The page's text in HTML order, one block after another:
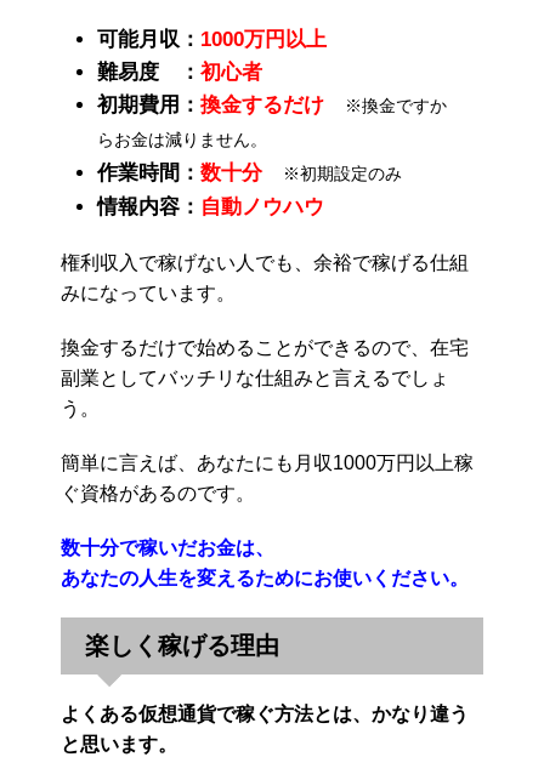
可能月収： 1000万円以上
難易度 ： 初心者
初期費用： 換金するだけ
※換金ですか
らお金は減りません。
作業時間： 数十分 ※初期設定のみ
情報内容： 自動ノウハウ
権利収入で稼げない人でも、余裕で稼げる仕組
みになっています。
換金するだけで始めることができるので、在宅
副業としてバッチリな仕組みと言えるでしょ
う。
簡単に言えば、あなたにも月収1000万円以上稼
ぐ資格があるのです。
数十分で稼いだお金は、
あなたの人生を変えるためにお使いください。
楽しく稼げる理由
よくある仮想通貨で稼ぐ方法とは、かなり違う
と思います。